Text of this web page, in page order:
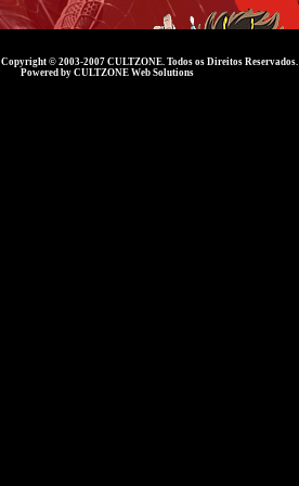
Copyright © 2003-2007 CULTZONE. Todos os Direitos Reservados.
Powered by CULTZONE Web Solutions